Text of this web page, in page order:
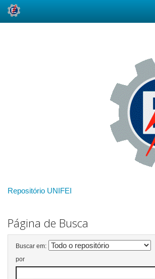
Repositório UNIFEI
Página de Busca
Buscar em:
por